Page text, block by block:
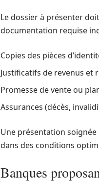
Le dossier à présenter
documentation requise
Copies des pièces
Justificatifs de revenus et
Promesse de vente ou
Assurances (décès,
Une présentation
dans des conditions
Banques